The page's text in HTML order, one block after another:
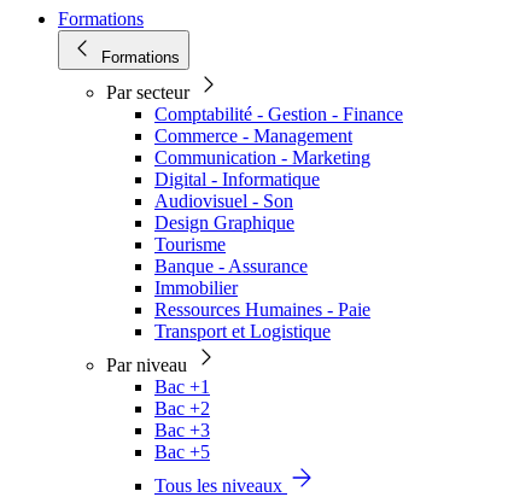
Formations
Formations
Par secteur
Comptabilité - Gestion - Finance
Commerce - Management
Communication - Marketing
Digital - Informatique
Audiovisuel - Son
Design Graphique
Tourisme
Banque - Assurance
Immobilier
Ressources Humaines - Paie
Transport et Logistique
Par niveau
Bac +1
Bac +2
Bac +3
Bac +5
Tous les niveaux